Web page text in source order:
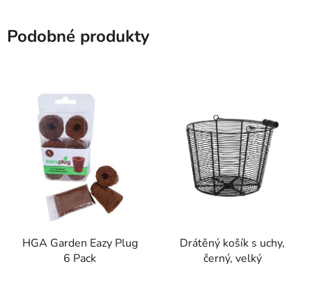
Podobné produkty
HGA Garden Eazy Plug
6 Pack
Drátěný košík s uchy,
černý, velký